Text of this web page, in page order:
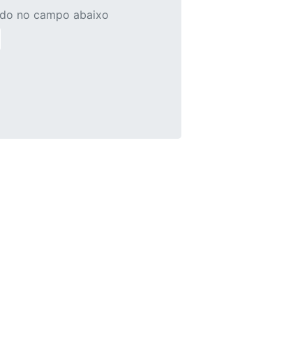
no campo abaixo